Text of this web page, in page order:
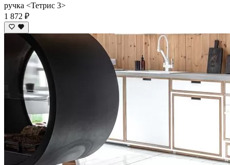
ручка <Тетрис 3>
1 872 ₽